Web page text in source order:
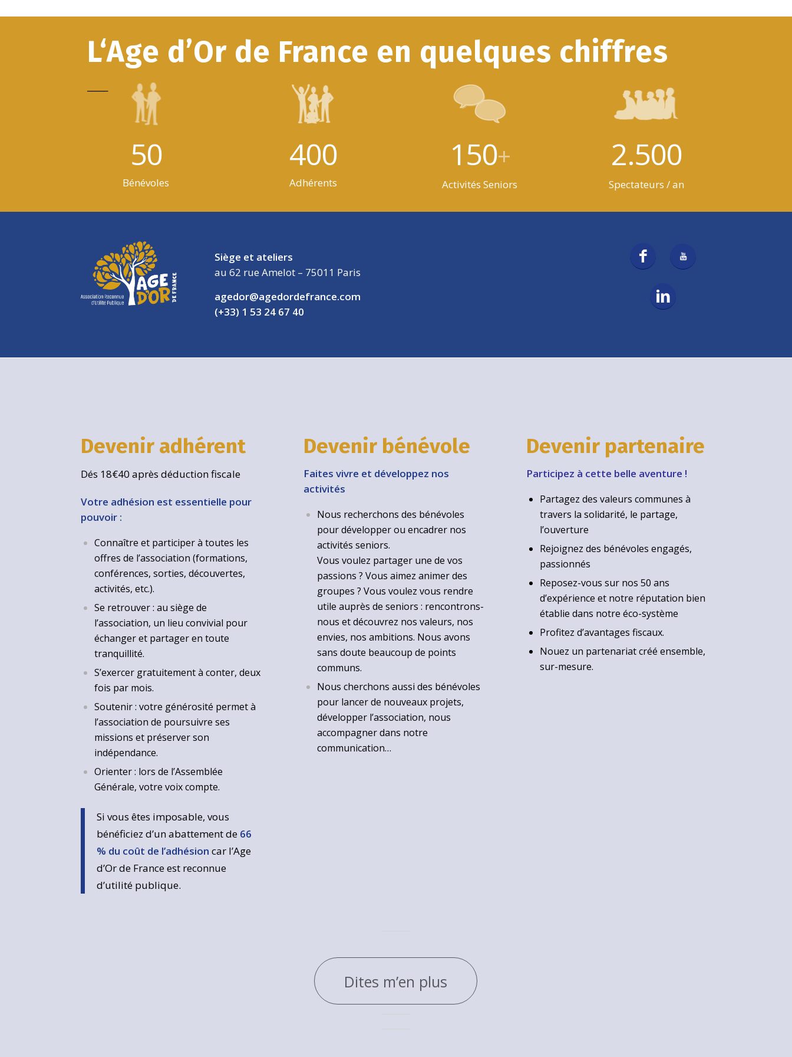
L‘Age d’Or de France en quelques chiffres
50
Bénévoles
400
Adhérents
150+
Activités Seniors
2.500
Spectateurs / an
Siège et ateliers
au 62 rue Amelot – 75011 Paris
agedor@agedordefrance.com
(+33) 1 53 24 67 40
Devenir adhérent
Dés 18€40 après déduction fiscale
Votre adhésion est essentielle pour
pouvoir :
Connaître et participer à toutes les
offres de l’association (formations,
conférences, sorties, découvertes,
activités, etc.).
Se retrouver : au siège de
l’association, un lieu convivial pour
échanger et partager en toute
tranquillité.
S’exercer gratuitement à conter, deux
fois par mois.
Soutenir : votre générosité permet à
l’association de poursuivre ses
missions et préserver son
indépendance.
Orienter : lors de l’Assemblée
Générale, votre voix compte.
Si vous êtes imposable, vous
bénéficiez d’un abattement de 66
% du coût de l’adhésioncar l’Age
d’Or de France est reconnue
d’utilité publique.
Devenir bénévole
Faites vivre et développez nos
activités
Nous recherchons des bénévoles
pour développer ou encadrer nos
activités seniors.
Vous voulez partager une de vos
passions ? Vous aimez animer des
groupes ? Vous voulez vous rendre
utile auprès de seniors : rencontrons-
nous et découvrez nos valeurs, nos
envies, nos ambitions. Nous avons
sans doute beaucoup de points
communs.
Nous cherchons aussi des bénévoles
pour lancer de nouveaux projets,
développer l’association, nous
accompagner dans notre
communication…
Devenir partenaire
Participez à cette belle aventure !
Partagez des valeurs communes à
travers la solidarité, le partage,
l’ouverture
Rejoignez des bénévoles engagés,
passionnés
Reposez-vous sur nos 50 ans
d’expérience et notre réputation bien
établie dans notre éco-système
Profitez d’avantages fiscaux.
Nouez un partenariat créé ensemble,
sur-mesure.
Dites m’en plus